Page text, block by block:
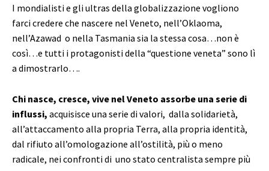
I mondialisti e gli ultras della globalizzazione vogliono
farci credere che nascere nel Veneto, nell’Oklaoma,
nell’Azawad o nella Tasmania sia la stessa cosa…non è
così…e tutti i protagonisti della “questione veneta” sono lì
a dimostrarlo….
Chi nasce, cresce, vive nel Veneto assorbe una serie di
influssi, acquisisce una serie di valori, dalla solidarietà,
all’attaccamento alla propria Terra, alla propria identità,
dal rifiuto all’omologazione all’ostilità, più o meno
radicale, nei confronti di uno stato centralista sempre più